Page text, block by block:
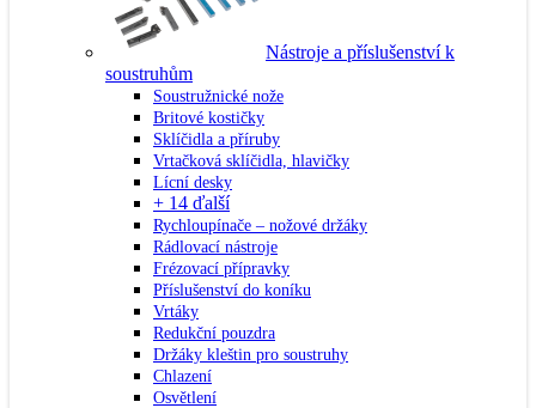
Nástroje a příslušenství k
soustruhům
Soustružnické nože
Britové kostičky
Sklíčidla a příruby
Vrtačková sklíčidla, hlavičky
Lícní desky
+ 14 ďalší
Rychloupínače – nožové držáky
Rádlovací nástroje
Frézovací přípravky
Příslušenství do koníku
Vrtáky
Redukční pouzdra
Držáky kleštin pro soustruhy
Chlazení
Osvětlení